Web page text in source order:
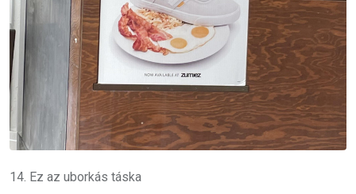
14. Ez az uborkás táska